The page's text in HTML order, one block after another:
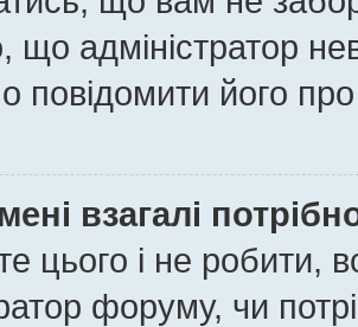
адміністратор
повідомити його
взагалі
цього і не робити,
форуму, чи